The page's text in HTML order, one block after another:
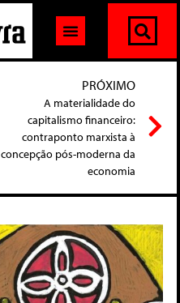
PRÓXIMO
A materialidade do
capitalismo financeiro:
contraponto marxista à
concepção pós-moderna da
economia